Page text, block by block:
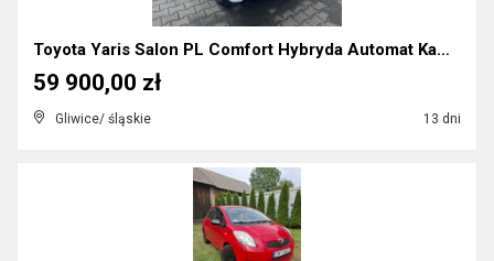
Toyota Yaris Salon PL Comfort Hybryda Automat Kame...
Gliwice/ śląskie 13 dni
59 900,00 zł